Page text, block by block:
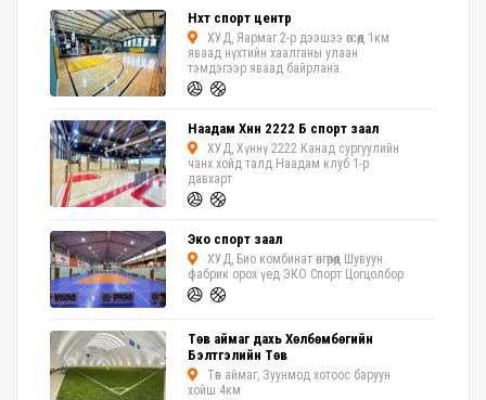
Нүхт спорт центр
ХУД, Яармаг 2-р дээшээ өгсөөд 1км
яваад нүхтийн хаалганы улаан
тэмдэгээр яваад байрлана.
Наадам Хүннү 2222 Б спорт заал
ХУД, Хүннү 2222 Канад сургуулийн
чанх хойд талд Наадам клуб 1-р
давхарт
Эко спорт заал
ХУД, Био комбинат өнгөрөөд Шувуун
фабрик орох үед ЭКО Спорт Цогцолбор
Төв аймаг дахь Хөлбөмбөгийн
Бэлтгэлийн Төв
Төв аймаг, Зуунмод хотоос баруун
хойш 4км